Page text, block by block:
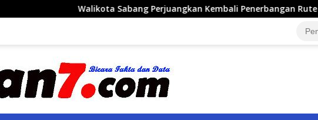
Walikota Sabang Perjuangkan Kembali Penerbangan Rute Sabang-Medan